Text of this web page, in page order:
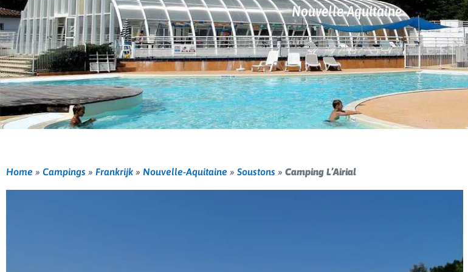
Nouvelle-Aquitaine
Home » Campings » Frankrijk » Nouvelle-Aquitaine » Soustons » Camping L’Airial